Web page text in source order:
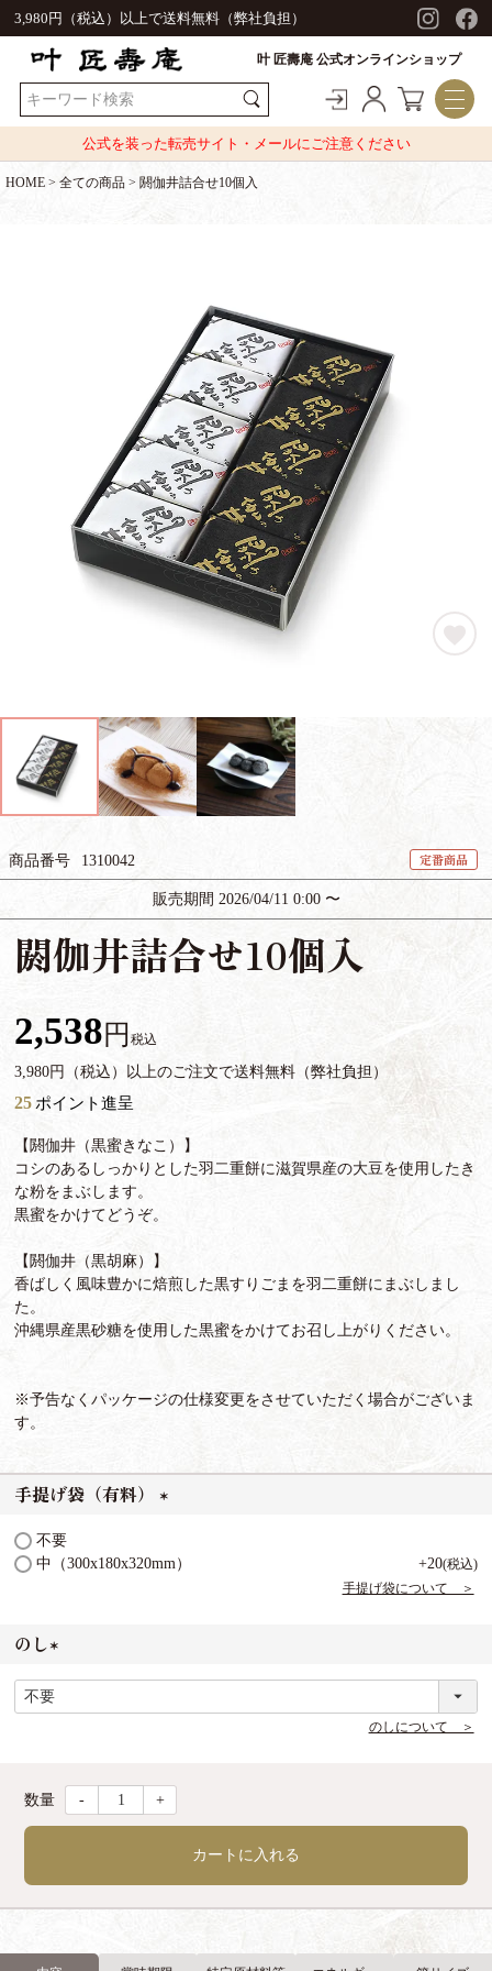
3,980円（税込）以上で送料無料（弊社負担）
叶 匠壽庵 公式オンラインショップ
公式を装った転売サイト・メールにご注意ください
HOME 全ての商品 閼伽井詰合せ10個入
商品番号 1310042 定番商品
販売期間 2026/04/11 0:00 〜
閼伽井詰合せ10個入
2,538 税込
3,980円（税込）以上のご注文で送料無料（弊社負担）
25 ポイント進呈
【閼伽井（黒蜜きなこ）】
コシのあるしっかりとした羽二重餅に滋賀県産の大豆を使用したき
な粉をまぶします。
黒蜜をかけてどうぞ。
【閼伽井（黒胡麻）】
香ばしく風味豊かに焙煎した黒すりごまを羽二重餅にまぶしまし
た。
沖縄県産黒砂糖を使用した黒蜜をかけてお召し上がりください。
※予告なくパッケージの仕様変更をさせていただく場合がございま
す。
手提げ袋（有料）
不要
中（300x180x320mm）
+20 税込
手提げ袋について ＞
のし
(
必
のしについて ＞
- +
カートに入れる